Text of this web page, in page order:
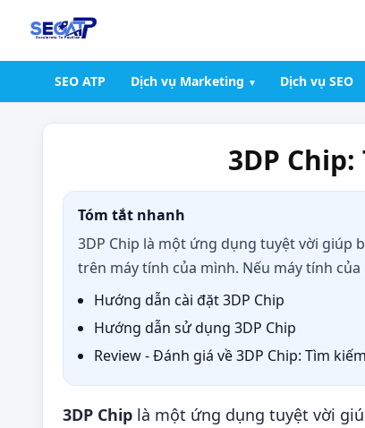
SEO ATP Dịch vụ Marketing Dịch vụ SEO
3DP
Tóm tắt nhanh
3DP Chip là một ứng dụng tuyệt vời giúp
trên máy tính của mình. Nếu máy tính
Hướng dẫn cài đặt 3DP Chip
Hướng dẫn sử dụng 3DP Chip
Review - Đánh giá về 3DP Chip: Tìm
3DP Chip là một ứng dụng tuyệt vời